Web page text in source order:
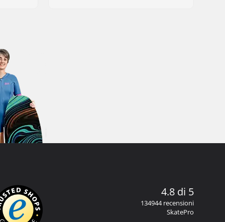
4.8 di 5
134944 recensioni
SkatePro